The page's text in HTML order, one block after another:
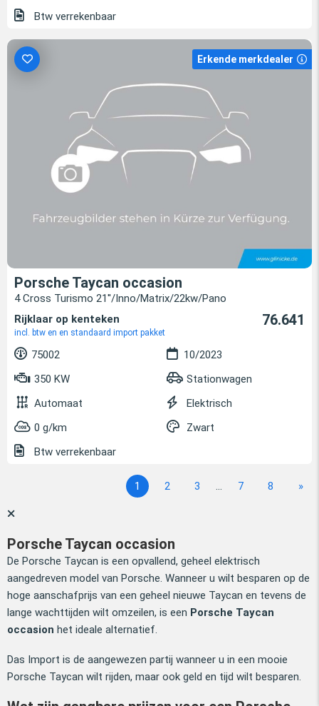
Btw verrekenbaar
Erkende merkdealer
Porsche Taycan occasion
4 Cross Turismo 21''/Inno/Matrix/22kw/Pano
Rijklaar op kenteken
incl. btw en en standaard import pakket
76.641
75002
10/2023
350 KW
Stationwagen
Automaat
Elektrisch
0 g/km
Zwart
Btw verrekenbaar
1 2 3 ... 7 8 »
Porsche Taycan occasion
De Porsche Taycan is een opvallend, geheel elektrisch
aangedreven model van Porsche. Wanneer u wilt besparen op de
hoge aanschafprijs van een geheel nieuwe Taycan en tevens de
lange wachttijden wilt omzeilen, is een Porsche Taycan
occasion het ideale alternatief.
Das Import is de aangewezen partij wanneer u in een mooie
Porsche Taycan wilt rijden, maar ook geld en tijd wilt besparen.